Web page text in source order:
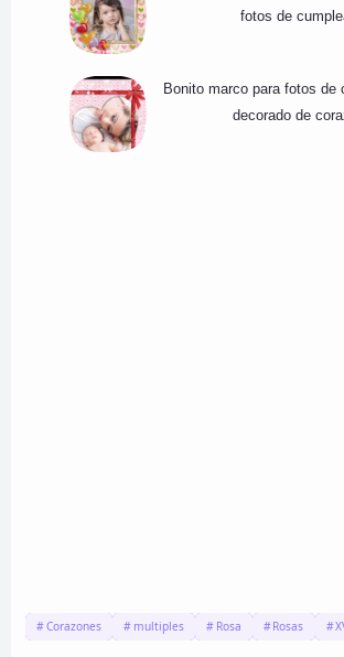
fotos de
Bonito marco para fotos de
decorado de
Corazones multiples Rosa Rosas